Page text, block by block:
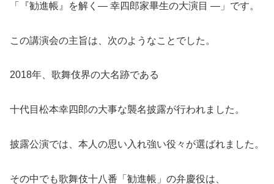
「『勧進帳』を解く― 幸四郎家畢生の大演目 ―」です。
この講演会の主旨は、次のようなことでした。
2018年、歌舞伎界の大名跡である
十代目松本幸四郎の大事な襲名披露が行われました。
披露公演では、本人の思い入れ強い役々が選ばれました。
その中でも歌舞伎十八番「勧進帳」の弁慶役は、